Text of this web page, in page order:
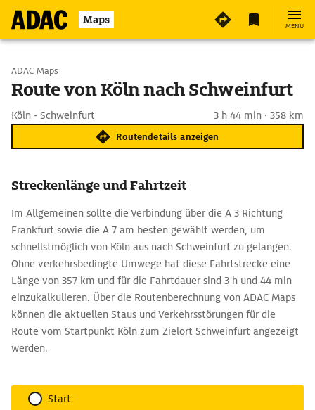
Maps MENÜ
Start wählen
ADAC Maps
Route von Köln nach Schweinfurt
Köln - Schweinfurt 3 h 44 min · 358 km
Routendetails anzeigen
Streckenlänge und Fahrtzeit
Im Allgemeinen sollte die Verbindung über die A 3 Richtung
Frankfurt sowie die A 7 am besten gewählt werden, um
schnellstmöglich von Köln aus nach Schweinfurt zu gelangen.
Ohne verkehrsbedingte Umwege hat diese Fahrtstrecke eine
Länge von 357 km und für die Fahrtdauer sind 3 h und 44 min
einzukalkulieren. Über die Routenberechnung von ADAC Maps
können die aktuellen Staus und Verkehrsstörungen für die
Route vom Startpunkt Köln zum Zielort Schweinfurt angezeigt
werden.
Start